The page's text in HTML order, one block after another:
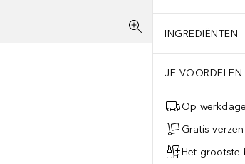
INGREDIËNTEN
JE VOORDELEN
Op
Gratis
Het grootste